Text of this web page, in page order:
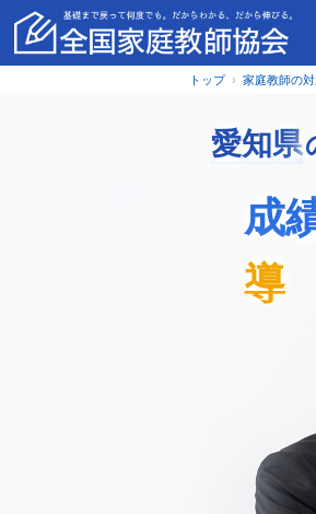
トップ 家庭教師の
愛知県
成
導